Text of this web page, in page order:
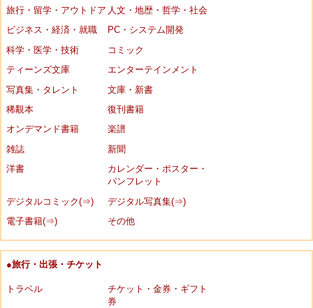
旅行・留学・アウトドア 人文・地歴・哲学・社会
ビジネス・経済・就職
PC・システム開発
科学・医学・技術
コミック
ティーンズ文庫
エンターテインメント
写真集・タレント
文庫・新書
稀覯本
復刊書籍
オンデマンド書籍
楽譜
雑誌
新聞
洋書
カレンダー・ポスター・
パンフレット
デジタルコミック(⇒)
デジタル写真集(⇒)
電子書籍(⇒)
その他
●旅行・出張・チケット
トラベル
チケット・金券・ギフト
券